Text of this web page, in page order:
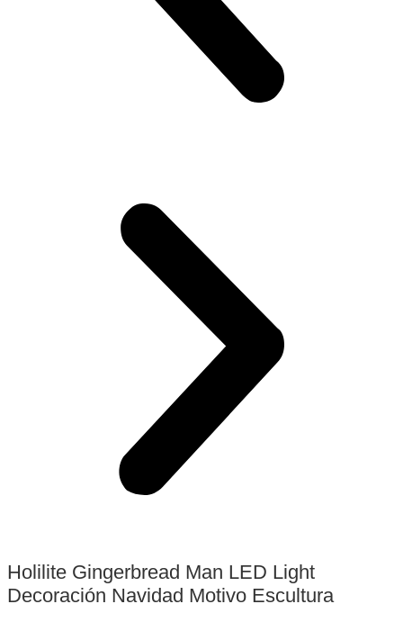
Holilite Gingerbread Man LED Light
Decoración Navidad Motivo Escultura